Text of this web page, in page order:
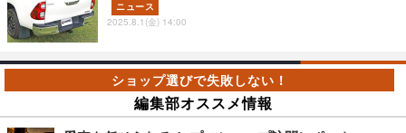
ニュース
2025.8.1(金) 14:00
編集部オススメ情報